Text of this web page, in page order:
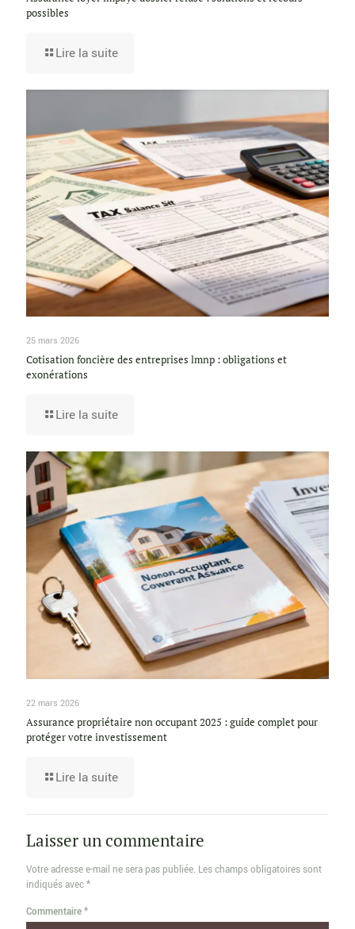
possibles
Lire la suite
25 mars 2026
Cotisation foncière des entreprises lmnp : obligations et
exonérations
Lire la suite
22 mars 2026
Assurance propriétaire non occupant 2025 : guide complet pour
protéger votre investissement
Lire la suite
Laisser un commentaire
Votre adresse e-mail ne sera pas publiée. Les champs obligatoires sont
indiqués avec*
Commentaire*